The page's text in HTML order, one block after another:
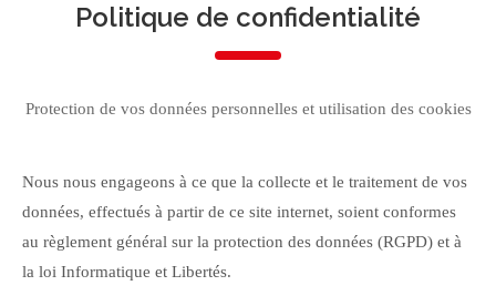
Politique de confidentialité
Protection de vos données personnelles et utilisation des cookies
Nous nous engageons à ce que la collecte et le traitement de vos
données, effectués à partir de ce site internet, soient conformes
au règlement général sur la protection des données (RGPD) et à
la loi Informatique et Libertés.